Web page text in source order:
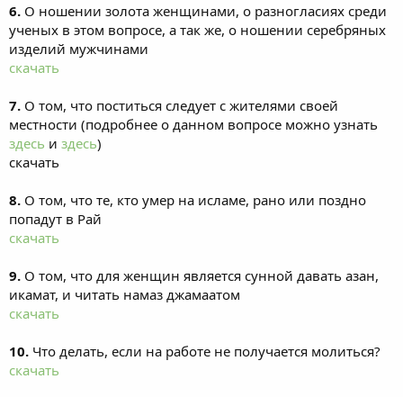
6. О ношении золота женщинами, о разногласиях среди
ученых в этом вопросе, а так же, о ношении серебряных
изделий мужчинами
скачать
7. О том, что поститься следует с жителями своей
местности (подробнее о данном вопросе можно узнать
здесь и здесь)
скачать
8. О том, что те, кто умер на исламе, рано или поздно
попадут в Рай
скачать
9. О том, что для женщин является сунной давать азан,
икамат, и читать намаз джамаатом
скачать
10. Что делать, если на работе не получается молиться?
скачать